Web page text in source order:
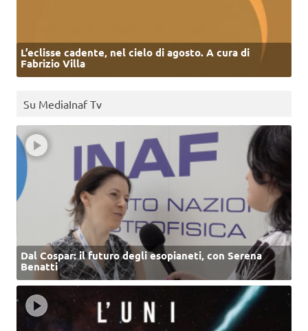
L’eclisse cadente, nel cielo di agosto. A cura di
Fabrizio Villa
Su MediaInaf Tv
Dal Cospar: il futuro degli esopianeti, con Serena
Benatti